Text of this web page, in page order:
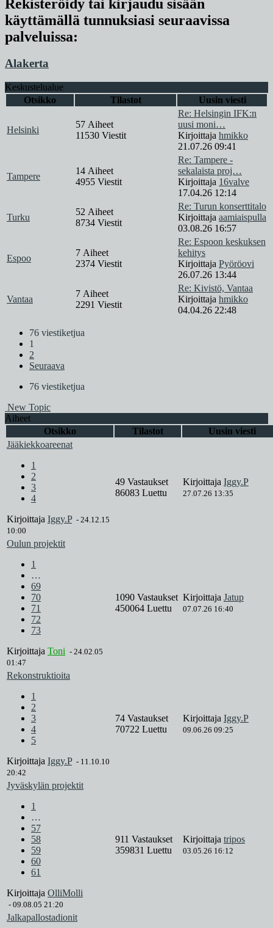
Rekisteröidy tai kirjaudu sisään
käyttämällä tunnuksiasi seuraavissa
palveluissa:
Alakerta
Keskustelualue
Otsikko
Tilastot Uusin viesti
Helsinki
57 Aiheet
11530 Viestit
Re: Helsingin IFK:n
uusi moni…
Kirjoittaja hmikko
21.07.26 09:41
Tampere
14 Aiheet
4955 Viestit
Re: Tampere -
sekalaista proj…
Kirjoittaja 16valve
17.04.26 12:14
Turku
52 Aiheet
8734 Viestit
Re: Turun konserttitalo
Kirjoittaja aamiaispulla
03.08.26 16:57
Espoo
7 Aiheet
2374 Viestit
Re: Espoon keskuksen
kehitys
Kirjoittaja Pyöröovi
26.07.26 13:44
Vantaa
7 Aiheet
2291 Viestit
Re: Kivistö, Vantaa
Kirjoittaja hmikko
04.04.26 22:48
76 viestiketjua
1
2
Seuraava
76 viestiketjua
New Topic
Aiheet
Otsikko
Tilastot
Uusin viesti
Jääkiekkoareenat
1
2
3
4
Kirjoittaja Iggy.P - 24.12.15
10:00
49 Vastaukset
86083 Luettu
Kirjoittaja Iggy.P
27.07.26 13:35
Oulun projektit
1
…
69
70
71
72
73
Kirjoittaja Toni - 24.02.05
01:47
1090 Vastaukset
450064 Luettu
Kirjoittaja Jatup
07.07.26 16:40
Rekonstruktioita
1
2
3
4
5
Kirjoittaja Iggy.P - 11.10.10
20:42
74 Vastaukset
70722 Luettu
Kirjoittaja Iggy.P
09.06.26 09:25
Jyväskylän projektit
1
…
57
58
59
60
61
Kirjoittaja OlliMolli
- 09.08.05 21:20
911 Vastaukset
359831 Luettu
Kirjoittaja tripos
03.05.26 16:12
Jalkapallostadionit